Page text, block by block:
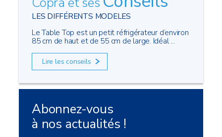
LES DIFFÉRENTS MODELES
Le Table Top est un petit réfrigérateur d’environ
85 cm de haut et de 55 cm de large. Idéal ...
Lire les conseils
Abonnez-vous
à nos actualités !